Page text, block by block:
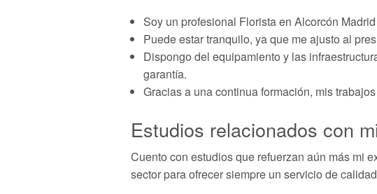
Soy un profesional Florista en Alcorcón
Puede estar tranquilo, ya que me ajusto al
Dispongo del equipamiento y las
garantía.
Gracias a una continua formación, mis
Estudios relacionados con
Cuento con estudios que refuerzan aún más mi
sector para ofrecer siempre un servicio de